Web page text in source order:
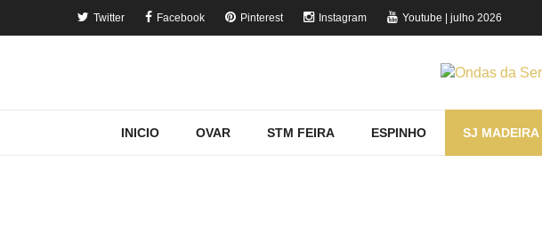
Twitter Facebook Pinterest Instagram Youtube | julho 2026
INICIO OVAR STM FEIRA ESPINHO SJ MADEIRA